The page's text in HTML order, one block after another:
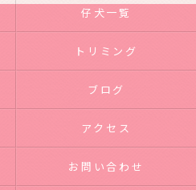
仔犬一覧
トリミング
ブログ
アクセス
お問い合わせ